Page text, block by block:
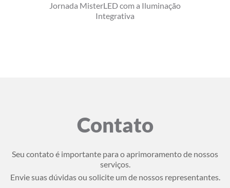
Jornada MisterLED com a Iluminação
Integrativa
Contato
Seu contato é importante para o aprimoramento de nossos
serviços.
Envie suas dúvidas ou solicite um de nossos representantes.